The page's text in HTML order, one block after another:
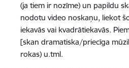
(ja tiem ir nozīme) un papildu
nodotu video noskaņu, liekot
iekavās vai kvadrātiekavās.
[skan dramatiska/priecīga
rokas) u.tml.